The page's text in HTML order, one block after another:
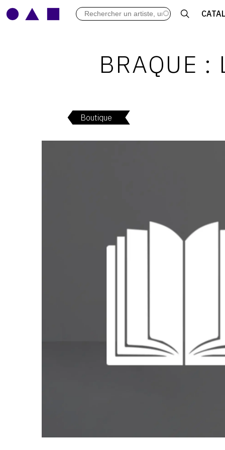
ARCHIVES DES EXPOSITIONS
LEXIQUE ARTISTIQUE
BRAQUE :
Boutique